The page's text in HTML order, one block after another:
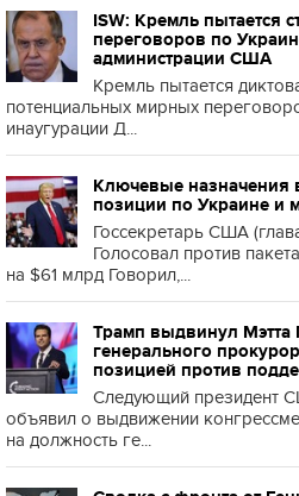
ISW: Кремль пытается
переговоров по
администрации США
Кремль пытается
потенциальных мирных
инаугурации Д...
Ключевые назначения
позиции по Украине и
Госсекретарь США
Голосовал против
на $61 млрд Говорил,...
Трамп выдвинул Мэтта
генерального
позицией против
Следующий президент
объявил о выдвижении
на должность ге...